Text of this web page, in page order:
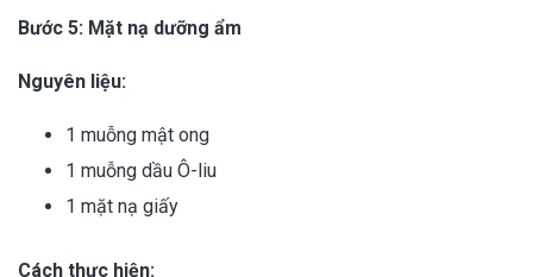
Bước 5: Mặt nạ dưỡng ẩm
Nguyên liệu:
1 muỗng mật ong
1 muỗng dầu Ô-liu
1 mặt nạ giấy
Cách thực hiện: